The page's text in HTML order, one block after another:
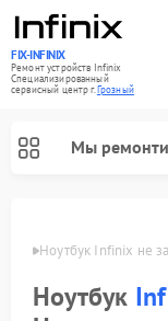
FIX-INFINIX
Ремонт устройств Infinix
Специализированный
cервисный центр г.Грозный
Мы
Ноутбук Infinix не
Ноутбук